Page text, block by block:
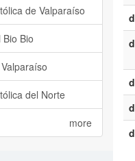
de Valparaíso
Bio
del Norte
more